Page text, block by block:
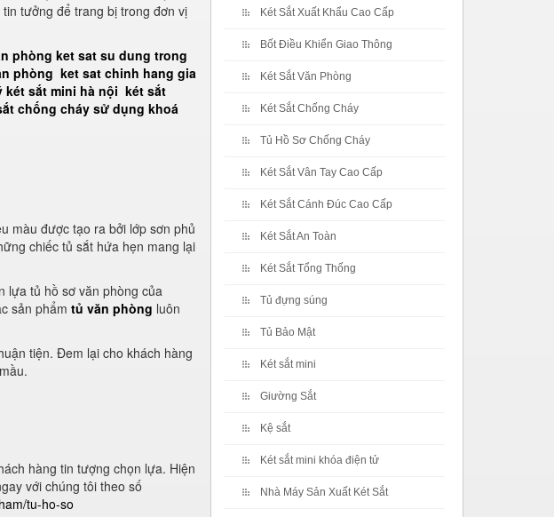
tưởng để trang bị trong đơn vị
phòng ket sat su dung trong
phòng ket sat chinh hang gia
két sắt mini hà nội két sắt
chống cháy sử dụng khoá
màu được tạo ra bởi lớp sơn phủ
chiếc tủ sắt hứa hẹn mang lại
lựa tủ hồ sơ văn phòng của
sản phẩm tủ văn phòng luôn
tiện. Đem lại cho khách hàng
hàng tin tượng chọn lựa. Hiện
với chúng tôi theo số
tu-ho-so
Két Sắt Xuất Khẩu Cao Cấp
Bốt Điều Khiển Giao Thông
Két Sắt Văn Phòng
Két Sắt Chống Cháy
Tủ Hồ Sơ Chống Cháy
Két Sắt Vân Tay Cao Cấp
Két Sắt Cánh Đúc Cao Cấp
Két Sắt An Toàn
Két Sắt Tổng Thống
Tủ đựng súng
Tủ Bảo Mật
Két sắt mini
Giường Sắt
Kệ sắt
Két sắt mini khóa điện tử
Nhà Máy Sản Xuất Két Sắt